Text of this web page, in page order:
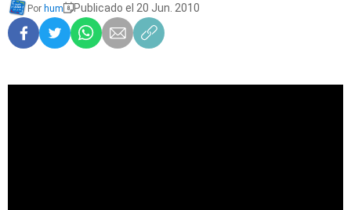
Por hum Publicado el 20 Jun. 2010